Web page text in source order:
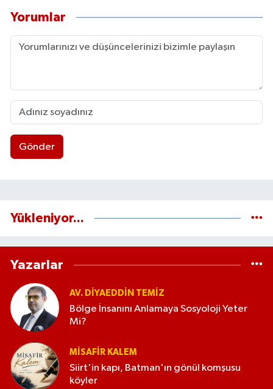
Yorumlar
Gönder
Yükleniyor...
Yazarlar
AV. DIYAEDDIN TEMIZ
Bölge İnsanını Anlamaya Sosyoloji Yeter
Mi?
MISAFIR KALEM
Siirt'in kapı, Batman'ın gönül komşusu
köyler